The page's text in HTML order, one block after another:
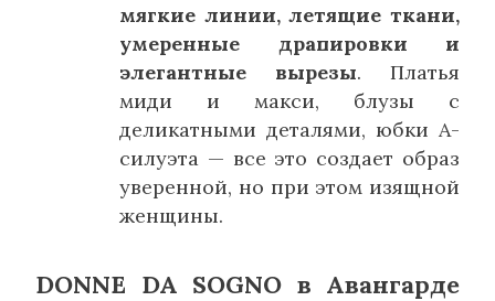
мягкие линии, летящие ткани,
умеренные драпировки и
элегантные вырезы. Платья
миди и макси, блузы с
деликатными деталями, юбки А-
силуэта — все это создает образ
уверенной, но при этом изящной
женщины.
DONNE DA SOGNO в Авангарде